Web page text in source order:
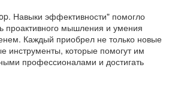
Навыки эффективности" помогло
проактивного мышления и умения
Каждый приобрел не только новые
инструменты, которые помогут им
профессионалами и достигать